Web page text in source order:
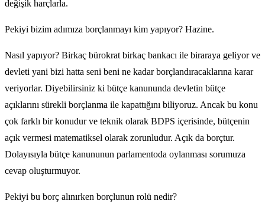
değişik harçlarla.
Pekiyi bizim adımıza borçlanmayı kim yapıyor? Hazine.
Nasıl yapıyor? Birkaç bürokrat birkaç bankacı ile biraraya geliyor ve
devleti yani bizi hatta seni beni ne kadar borçlandıracaklarına karar
veriyorlar. Diyebilirsiniz ki bütçe kanununda devletin bütçe
açıklarını sürekli borçlanma ile kapattığını biliyoruz. Ancak bu konu
çok farklı bir konudur ve teknik olarak BDPS içerisinde, bütçenin
açık vermesi matematiksel olarak zorunludur. Açık da borçtur.
Dolayısıyla bütçe kanununun parlamentoda oylanması sorumuza
cevap oluşturmuyor.
Pekiyi bu borç alınırken borçlunun rolü nedir?